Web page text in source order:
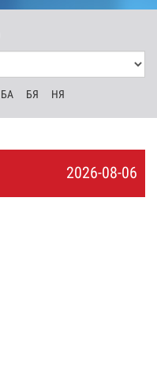
БА БЯ НЯ
2026-08-06